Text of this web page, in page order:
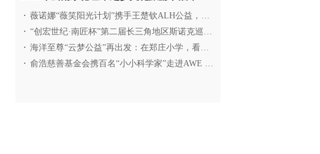
· 薇诺娜“薇笑阳光计划”携手王楚钦ALH公益，助力高原乒
· “创宏世纪·南匠杯”第二届长三角地区斯诺克巡回赛（江
· 海洋至尊“云梦公益”再出发：在郑庄小学，看见向善的
· 俞浩慈善基金会携百名“小小科学家”走进AWE 探访追觅